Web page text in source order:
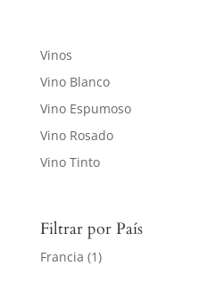
Vinos
Vino Blanco
Vino Espumoso
Vino Rosado
Vino Tinto
Filtrar por País
Francia (1)